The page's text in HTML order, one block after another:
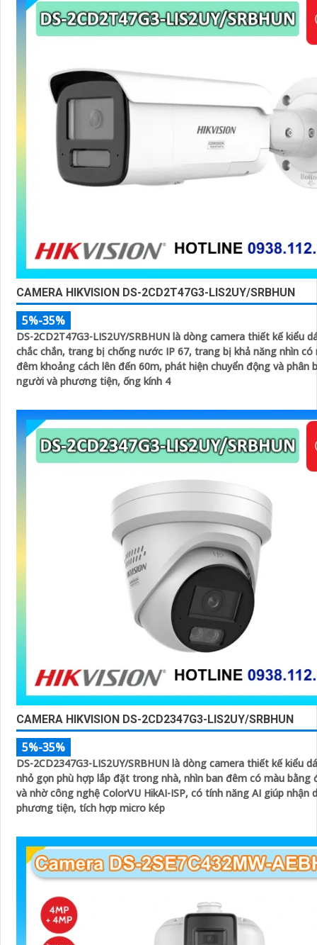
CAMERA HIKVISION DS-2CD2T47G3-LIS2UY/SRBHUN
5%-35%
DS-2CD2T47G3-LIS2UY/SRBHUN là dòng camera thiết kế kiểu
chắc chắn, trang bị chống nước IP 67, trang bị khả năng nhìn có màu vào ban
đêm khoảng cách lên đến 60m, phát hiện chuyển động và phân
người và phương tiện, ống kính 4
CAMERA HIKVISION DS-2CD2347G3-LIS2UY/SRBHUN
5%-35%
DS-2CD2347G3-LIS2UY/SRBHUN là dòng camera thiết kế kiểu
nhỏ gọn phù hợp lắp đặt trong nhà, nhìn ban đêm có màu bằng
và nhờ công nghệ ColorVU HikAI-ISP, có tính năng AI giúp nhận
phương tiện, tích hợp micro kép